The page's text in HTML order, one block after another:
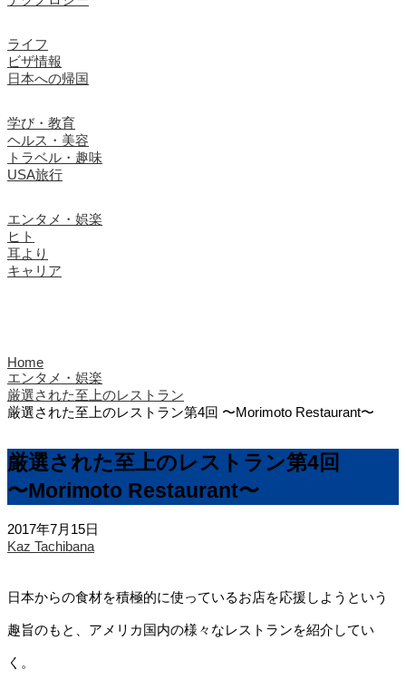
ライフ
ビザ情報
日本への帰国
学び・教育
ヘルス・美容
トラベル・趣味
USA旅行
エンタメ・娯楽
ヒト
耳より
キャリア
Home
エンタメ・娯楽
厳選された至上のレストラン
厳選された至上のレストラン第4回 〜Morimoto Restaurant〜
厳選された至上のレストラン第4回
〜Morimoto Restaurant〜
2017年7月15日
Kaz Tachibana
日本からの食材を積極的に使っているお店を応援しようという
趣旨のもと、アメリカ国内の様々なレストランを紹介してい
く。